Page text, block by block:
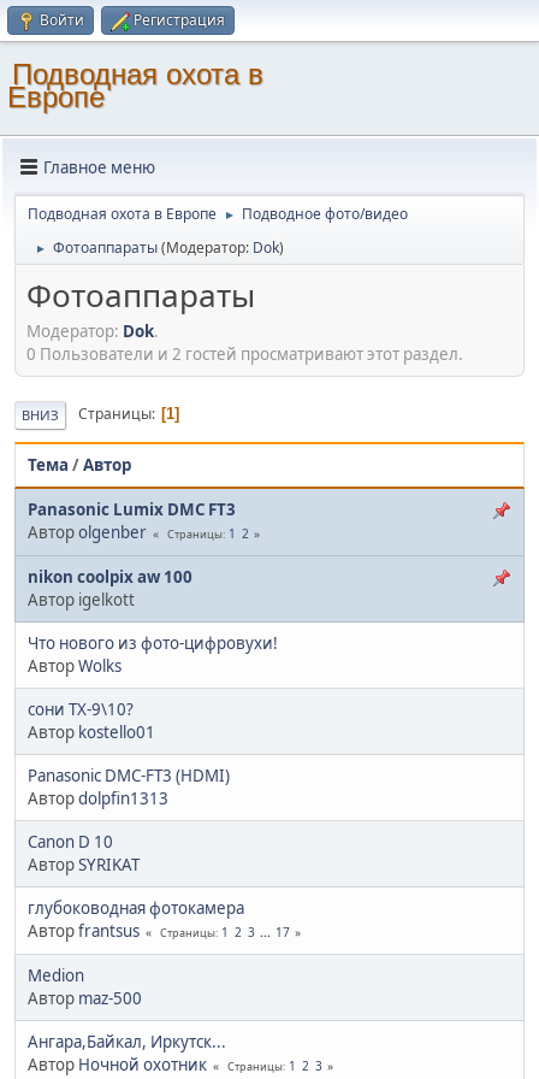
Войти Регистрация
Подводная охота в
Европе
Главное меню
Подводная охота в Европе ► Подводное фото/видео
► Фотоаппараты(Модератор: Dok)
Фотоаппараты
Модератор: Dok.
0 Пользователи и 2 гостей просматривают этот раздел.
ВНИЗ Страницы 1
Тема /Автор
Panasonic Lumix DMC FT3
Авторolgenber Страницы 1 2
nikon coolpix aw 100
Автор igelkott
Что нового из фото-цифровухи!
АвторWolks
сони ТХ-9\10?
Автор kostello01
Panasonic DMC-FT3 (HDMI)
Авторdolpfin1313
Canon D 10
АвторSYRIKAT
глубоководная фотокамера
Авторfrantsus Страницы 1 2 3 ... 17
Medion
Автор maz-500
Ангара,Байкал, Иркутск...
Автор Ночной охотник Страницы 1 2 3